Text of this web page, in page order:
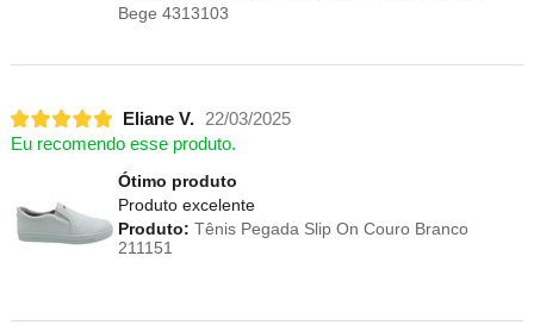
Bege 4313103
Eliane V.
22/03/2025
Eu recomendo esse produto.
Ótimo produto
Produto excelente
Produto: Tênis Pegada Slip On Couro Branco
211151